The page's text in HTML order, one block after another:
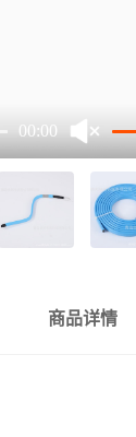
00:00
商品详情